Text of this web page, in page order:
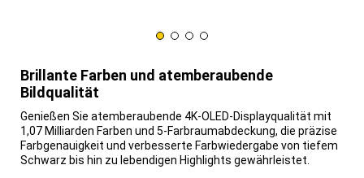
Brillante Farben und atemberaubende
Bildqualität
Genießen Sie atemberaubende 4K-OLED-Displayqualität mit
1,07 Milliarden Farben und 5-Farbraumabdeckung, die präzise
Farbgenauigkeit und verbesserte Farbwiedergabe von tiefem
Schwarz bis hin zu lebendigen Highlights gewährleistet.